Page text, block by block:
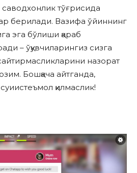
тўғрисида
берилади. Вазифа ўйиннинг
эга бўлиши қараб
– ўқувчиларингиз сизга
назорат
Бошқача айтганда,
қилмаслик!